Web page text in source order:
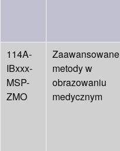
114A-
IBxxx-
MSP-
ZMO
Zaawansowane
metody w
obrazowaniu
medycznym